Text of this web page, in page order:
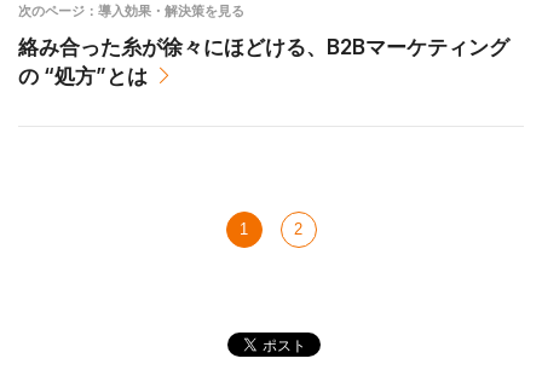
次のページ：導入効果・解決策を見る
絡み合った糸が徐々にほどける、B2Bマーケティング
の “処方”とは
1 2